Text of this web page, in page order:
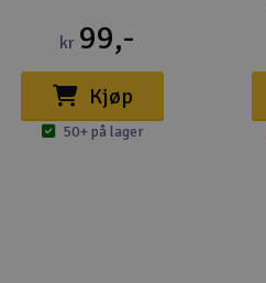
kr 99,-
Kjøp
50+ på lager